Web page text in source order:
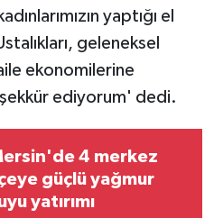
yaptığı el
geleneksel
ekonomilerine
ediyorum' dedi.
4 merkez
güçlü yağmur
yatırımı